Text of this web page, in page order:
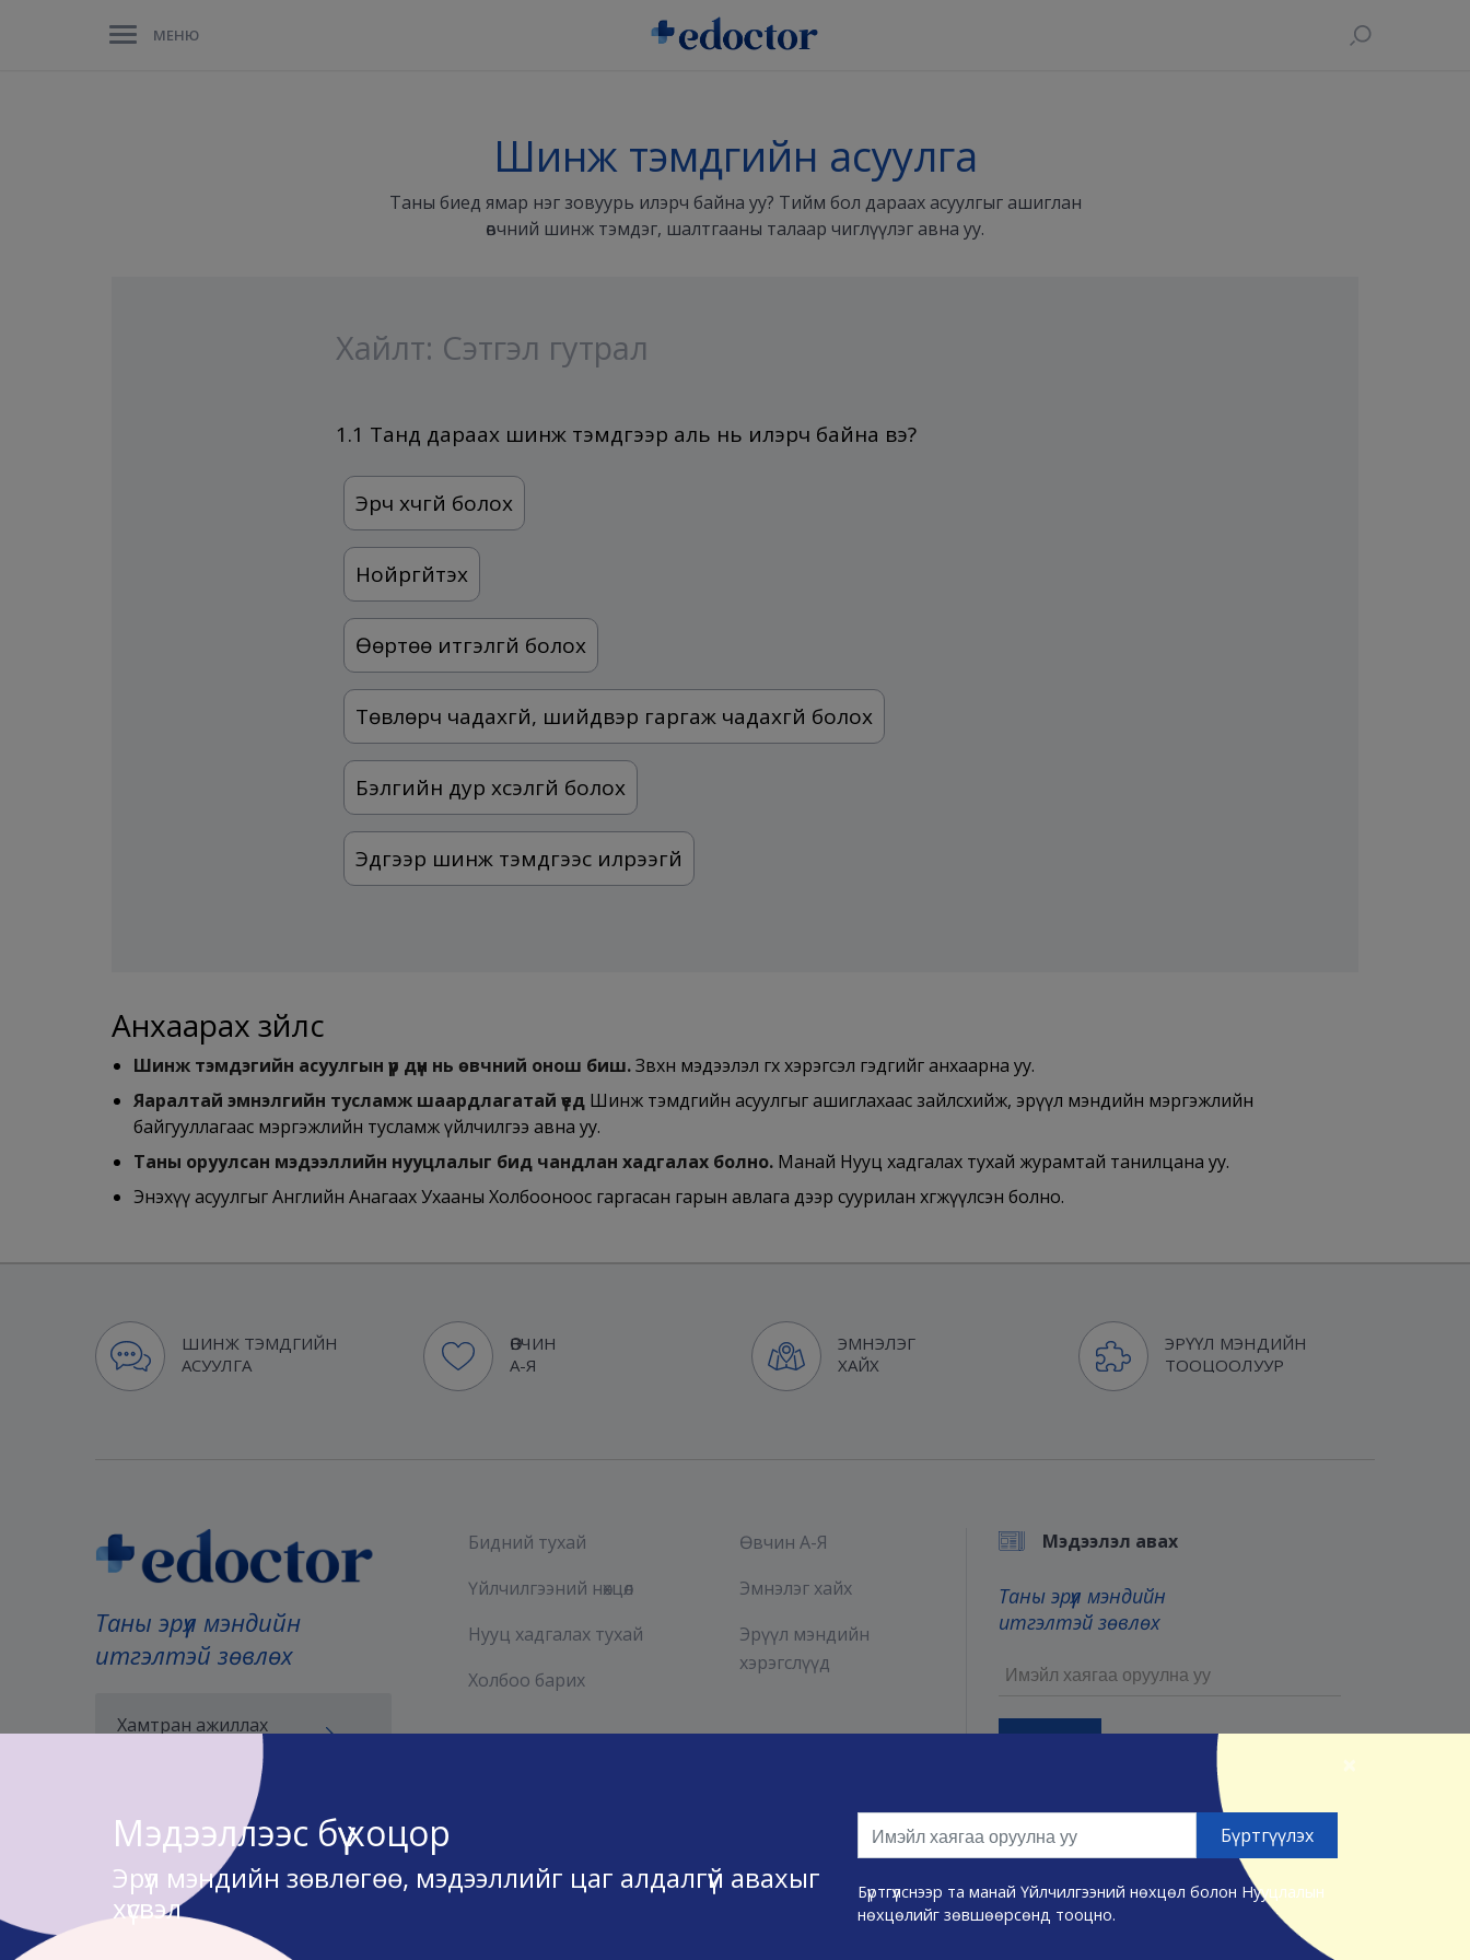
МЕНЮ
Шинж тэмдгийн асуулга
Таны биед ямар нэг зовуурь илэрч байна уу? Тийм бол дараах асуулгыг ашиглан
өвчний шинж тэмдэг, шалтгааны талаар чиглүүлэг авна уу.
Хайлт: Сэтгэл гутрал
1.1 Танд дараах шинж тэмдгээр аль нь илэрч байна вэ?
Эрч хүчгүй болох
Нойргүйтэх
Өөртөө итгэлгүй болох
Төвлөрч чадахгүй, шийдвэр гаргаж чадахгүй болох
Бэлгийн дур хүсэлгүй болох
Эдгээр шинж тэмдгээс илрээгүй
Анхаарах зүйлс
Шинж тэмдэгийн асуулгын үр дүн нь өвчний онош биш.Зөвхөн мэдээлэл өгөх хэрэгсэл гэдгийг анхаарна уу.
Яаралтай эмнэлгийн тусламж шаардлагатай үед Шинж тэмдгийн асуулгыг ашиглахаас зайлсхийж, эрүүл мэндийн мэргэжлийн
байгууллагаас мэргэжлийн тусламж үйлчилгээ авна уу.
Таны оруулсан мэдээллийн нууцлалыг бид чандлан хадгалах болно. Манай Нууц хадгалах тухай журамтай танилцана уу.
Энэхүү асуулгыг Английн Анагаах Ухааны Холбооноос гаргасан гарын авлага дээр суурилан хөгжүүлсэн болно.
Мэдээллээс бүү хоцор
Эрүүл мэндийн зөвлөгөө, мэдээллийг цаг алдалгүй авахыг
хүсвэл
Бүртгүүлснээр та манай Үйлчилгээний нөхцөл болон Нууцлалын
нөхцөлийг зөвшөөрсөнд тооцно.
ШИНЖ ТЭМДГИЙН
АСУУЛГА
ӨВЧИН
А-Я
ЭМНЭЛЭГ
ХАЙХ
ЭРҮҮЛ МЭНДИЙН
ТООЦООЛУУР
Таны эрүүл мэндийн
итгэлтэй зөвлөх
Хамтран ажиллах
Бидний тухай
Үйлчилгээний нөхцөл
Нууц хадгалах тухай
Холбоо барих
Өвчин А-Я
Эмнэлэг хайх
Эрүүл мэндийн
хэрэгслүүд
Мэдээлэл авах
Таны эрүүл мэндийн
итгэлтэй зөвлөх
Үйлчилгээний нөхцөл
Нууцлалын нөхцөлийгзөвшөөрсөнд тооцно.